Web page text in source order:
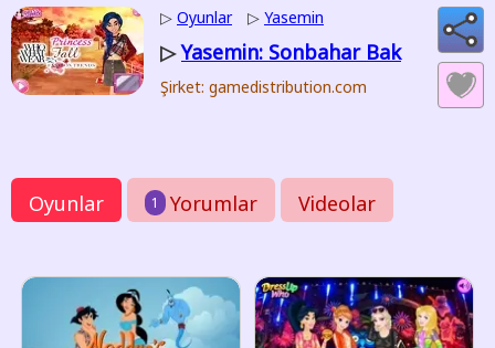
▷ Oyunlar ▷ Yasemin
▷Yasemin: Sonbahar Bak
Şirket: gamedistribution.com
Oyunlar 1 Yorumlar Videolar